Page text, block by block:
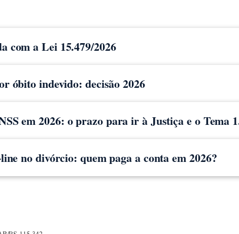
com a Lei 15.479/2026
óbito indevido: decisão 2026
em 2026: o prazo para ir à Justiça e o Tema
no divórcio: quem paga a conta em 2026?